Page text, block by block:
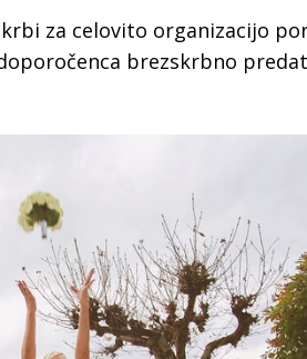
za celovito organizacijo
brezskrbno